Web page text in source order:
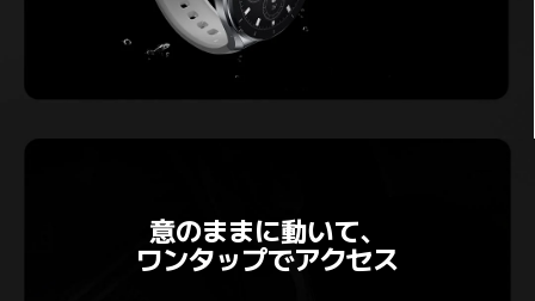
意のままに動いて、
ワンタップでアクセス